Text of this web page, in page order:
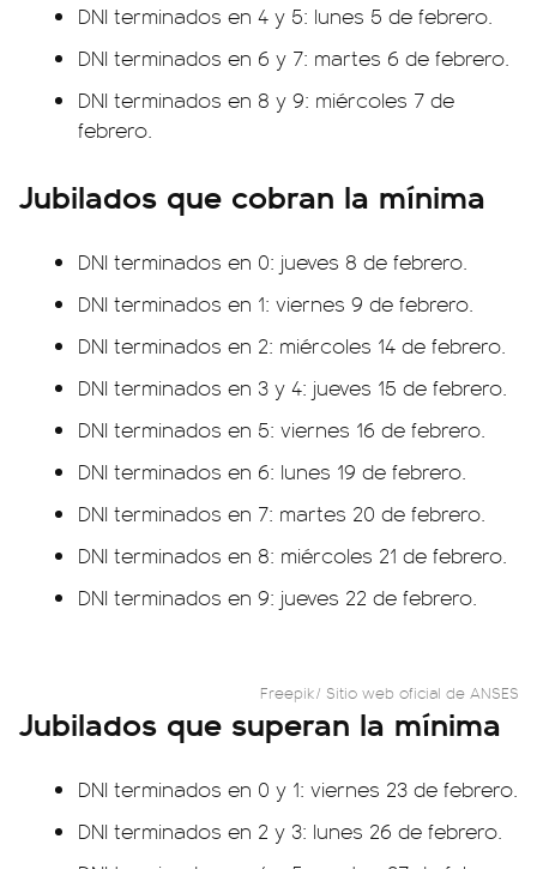
DNI terminados en 4 y 5: lunes 5 de febrero.
DNI terminados en 6 y 7: martes 6 de febrero.
DNI terminados en 8 y 9: miércoles 7 de
febrero.
Jubilados que cobran la mínima
DNI terminados en 0: jueves 8 de febrero.
DNI terminados en 1: viernes 9 de febrero.
DNI terminados en 2: miércoles 14 de febrero.
DNI terminados en 3 y 4: jueves 15 de febrero.
DNI terminados en 5: viernes 16 de febrero.
DNI terminados en 6: lunes 19 de febrero.
DNI terminados en 7: martes 20 de febrero.
DNI terminados en 8: miércoles 21 de febrero.
DNI terminados en 9: jueves 22 de febrero.
Freepik/ Sitio web oficial de ANSES
Jubilados que superan la mínima
DNI terminados en 0 y 1: viernes 23 de febrero.
DNI terminados en 2 y 3: lunes 26 de febrero.